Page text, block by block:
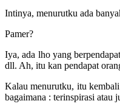
Intinya, menurutku ada
Pamer?
Iya, ada lho yang
dll. Ah, itu kan pendapat
Kalau menurutku, itu
bagaimana : terinspirasi